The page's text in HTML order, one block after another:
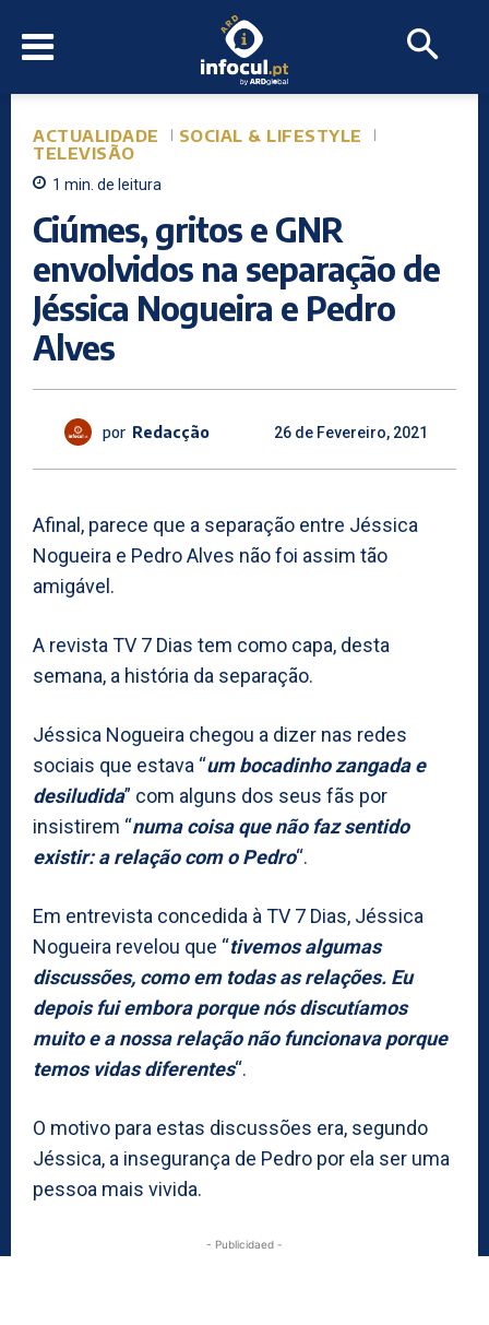
ACTUALIDADE
SOCIAL & LIFESTYLE
TELEVISÃO
1 min. de leitura
Ciúmes, gritos e GNR
envolvidos na separação de
Jéssica Nogueira e Pedro
Alves
por Redacção 26 de Fevereiro, 2021
Afinal, parece que a separação entre Jéssica
Nogueira e Pedro Alves não foi assim tão
amigável.
A revista TV 7 Dias tem como capa, desta
semana, a história da separação.
Jéssica Nogueira chegou a dizer nas redes
sociais que estava “um bocadinho zangada e
desiludida” com alguns dos seus fãs por
insistirem “numa coisa que não faz sentido
existir: a relação com o Pedro“.
Em entrevista concedida à TV 7 Dias, Jéssica
Nogueira revelou que “tivemos algumas
discussões, como em todas as relações. Eu
depois fui embora porque nós discutíamos
muito e a nossa relação não funcionava porque
temos vidas diferentes“.
O motivo para estas discussões era, segundo
Jéssica, a insegurança de Pedro por ela ser uma
pessoa mais vivida.
- Publicidaed -